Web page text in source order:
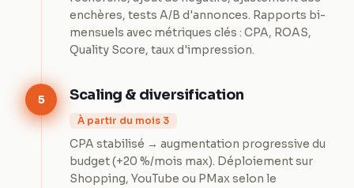
enchères, tests A/B d'annonces. Rapports bi-
mensuels avec métriques clés : CPA, ROAS,
Quality Score, taux d'impression.
5 Scaling & diversification
À partir du mois 3
CPA stabilisé → augmentation progressive du
budget (+20 %/mois max). Déploiement sur
Shopping, YouTube ou PMax selon le